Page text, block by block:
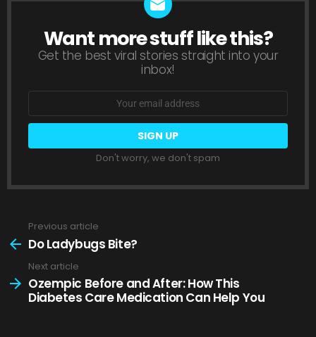
NEWSLETTER
Want more stuff like this?
Get the best viral stories straight into your
inbox!
Don't worry, we don't spam
more
Previous article
Do Ladybugs Bite?
Next article
Ozempic Before and After: How This
Diabetes Care Medication Can Help You